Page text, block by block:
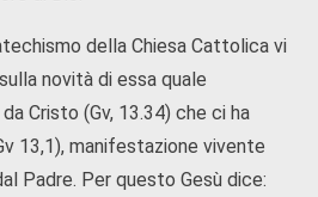
della Chiesa Cattolica vi
novità di essa quale
Cristo (Gv, 13.34) che ci ha
13,1), manifestazione vivente
Padre. Per questo Gesù dice: